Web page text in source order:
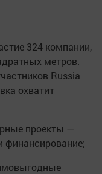
324 компании,
метров.
Russia
охватит
проекты —
финансирование;